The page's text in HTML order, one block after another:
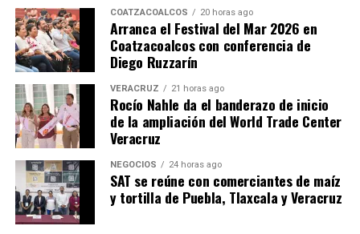
COATZACOALCOS 20 horas ago
Arranca el Festival del Mar 2026 en
Coatzacoalcos con conferencia de
Diego Ruzzarín
VERACRUZ 21 horas ago
Rocío Nahle da el banderazo de inicio
de la ampliación del World Trade Center
Veracruz
NEGOCIOS 24 horas ago
SAT se reúne con comerciantes de maíz
y tortilla de Puebla, Tlaxcala y Veracruz